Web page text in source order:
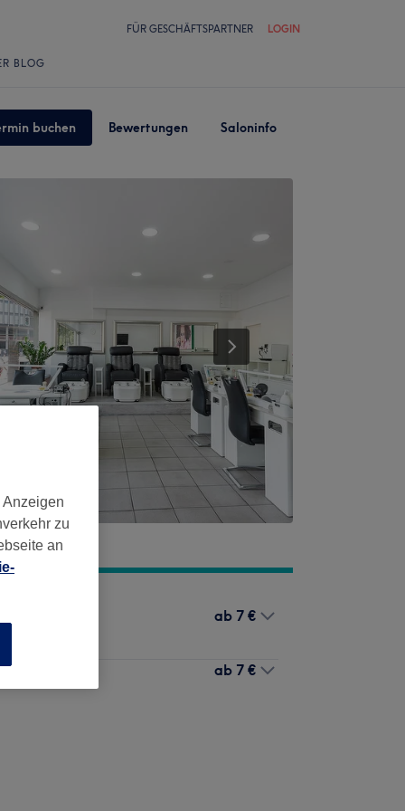
FÜR GESCHÄFTSPARTNER LOGIN
BLOG
buchen Bewertungen Saloninfo
ab 7 €
ab 7 €
zu
an